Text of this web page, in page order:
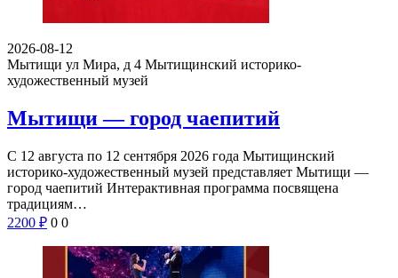
2026-08-12
Мытищи ул Мира, д 4 Мытищинский историко-
художественный музей
Мытищи — город чаепитий
С 12 августа по 12 сентября 2026 года Мытищинский
историко-художественный музей представляет Мытищи —
город чаепитий Интерактивная программа посвящена
традициям…
2200 ₽ 0 0